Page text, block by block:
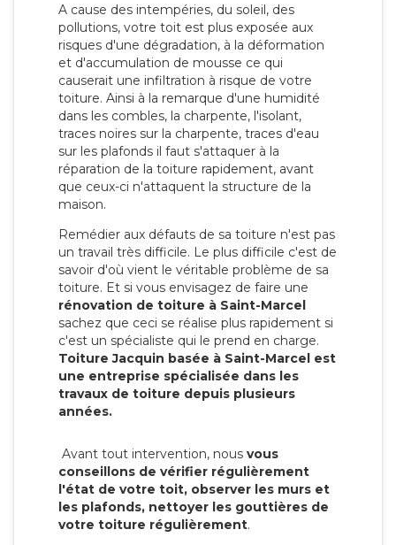
A cause des intempéries, du soleil, des
pollutions, votre toit est plus exposée aux
risques d'une dégradation, à la déformation
et d'accumulation de mousse ce qui
causerait une infiltration à risque de votre
toiture. Ainsi à la remarque d'une humidité
dans les combles, la charpente, l'isolant,
traces noires sur la charpente, traces d'eau
sur les plafonds il faut s'attaquer à la
réparation de la toiture rapidement, avant
que ceux-ci n'attaquent la structure de la
maison.
Remédier aux défauts de sa toiture n'est pas
un travail très difficile. Le plus difficile c'est de
savoir d'où vient le véritable problème de sa
toiture. Et si vous envisagez de faire une
rénovation de toiture à Saint-Marcel
sachez que ceci se réalise plus rapidement si
c'est un spécialiste qui le prend en charge.
Toiture Jacquin basée à Saint-Marcel est
une entreprise spécialisée dans les
travaux de toiture depuis plusieurs
années.
Avant tout intervention, nous vous
conseillons de vérifier régulièrement
l'état de votre toit, observer les murs et
les plafonds, nettoyer les gouttières de
votre toiture régulièrement.